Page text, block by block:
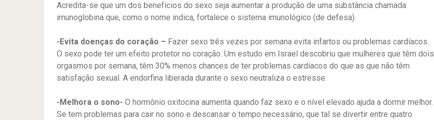
Acredita-se que um dos benefícios do sexo seja aumentar a produção de uma substância chamada
imunoglobina que, como o nome indica, fortalece o sistema imunológico (de defesa).
-Evita doenças do coração – Fazer sexo três vezes por semana evita infartos ou problemas cardíacos.
O sexo pode ter um efeito protetor no coração. Um estudo em Israel descobriu que mulheres que têm dois
orgasmos por semana, têm 30% menos chances de ter problemas cardíacos do que as que não têm
satisfação sexual. A endorfina liberada durante o sexo neutraliza o estresse.
-Melhora o sono- O hormônio oxitocina aumenta quando faz sexo e o nível elevado ajuda a dormir melhor.
Se tem problemas para cair no sono e descansar o tempo necessário, que tal se divertir entre quatro